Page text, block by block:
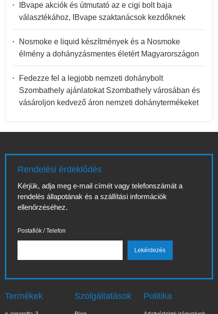
IBvape akciók és útmutató az e cigi bolt baja
választékához, IBvape szaktanácsok kezdőknek
Nosmoke e liquid készítmények és a Nosmoke
élmény a dohányzásmentes életért Magyarországon
Fedezze fel a legjobb nemzeti dohánybolt
Szombathely ajánlatokat Szombathely városában és
vásároljon kedvező áron nemzeti dohánytermékeket
Rendelési érdeklődés
Kérjük, adja meg e-mail címét vagy telefonszámát a
rendelés állapotának és a szállítási információk
ellenőrzéséhez.
Postafiók / Telefon
Termékek Szolgáltatások Politika